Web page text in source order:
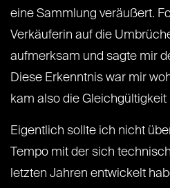
eine Sammlung veräußert.
Verkäuferin auf die
aufmerksam und sagte mir
Diese Erkenntnis war mir
kam also die
Eigentlich sollte ich nicht
Tempo mit der sich
letzten Jahren entwickelt